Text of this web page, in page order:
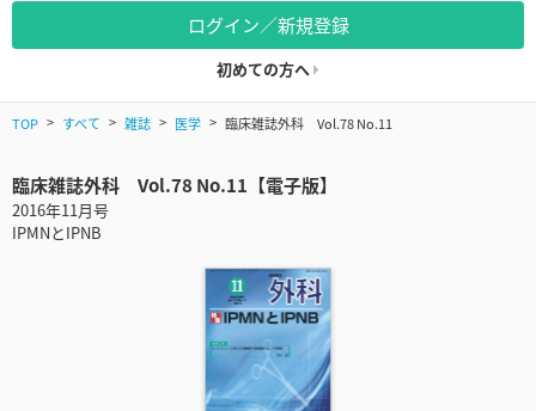
ログイン／新規登録
初めての方へ
TOP すべて 雑誌 医学 臨床雑誌外科 Vol.78 No.11
臨床雑誌外科 Vol.78 No.11【電子版】
2016年11月号
IPMNとIPNB